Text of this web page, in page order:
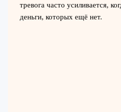
тревога часто усиливается,
деньги, которых ещё нет.